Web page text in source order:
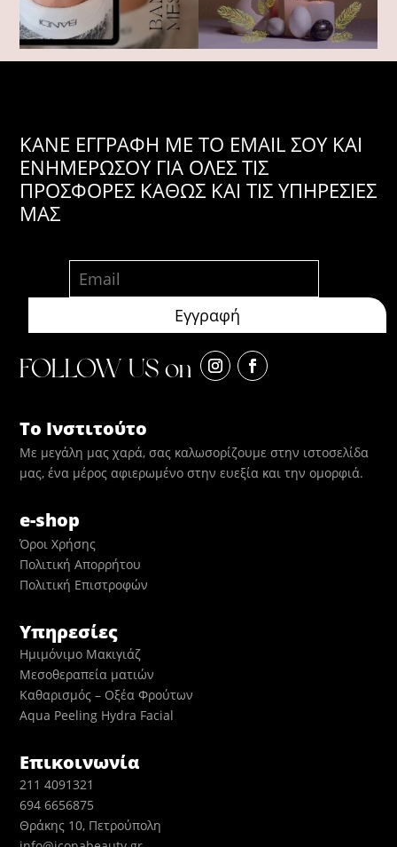
KANE ΕΓΓΡΑΦΗ ΜΕ ΤΟ EMAIL ΣΟΥ ΚΑΙ
ΕΝΗΜΕΡΩΣΟΥ ΓΙΑ ΟΛΕΣ ΤΙΣ
ΠΡΟΣΦΟΡΕΣ ΚΑΘΩΣ ΚΑΙ ΤΙΣ ΥΠΗΡΕΣΙΕΣ
ΜΑΣ
FOLLOW US on
Το Ινστιτούτο
Με μεγάλη μας χαρά, σας καλωσορίζουμε στην ιστοσελίδα
μας, ένα μέρος αφιερωμένο στην ευεξία και την ομορφιά.
e-shop
Όροι Χρήσης
Πολιτική Απορρήτου
Πολιτική Επιστροφών
Υπηρεσίες
Ημιμόνιμο Μακιγιάζ
Μεσοθεραπεία ματιών
Καθαρισμός – Οξέα Φρούτων
Aqua Peeling Hydra Facial
Επικοινωνία
211 4091321
694 6656875
Θράκης 10, Πετρούπολη